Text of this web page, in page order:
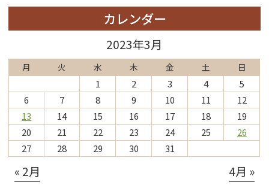
カレンダー
2023年3月
月 火 水 木 金 土 日
1 2 3 4
5
6
7 8 9 10 11
12
13
14 15 16 17 18
19
20
21 22 23 24 25
26
27
28 29 30 31
« 2月 4月 »